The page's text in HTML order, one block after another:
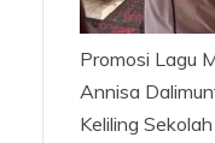
Promosi Lagu
Annisa
Keliling